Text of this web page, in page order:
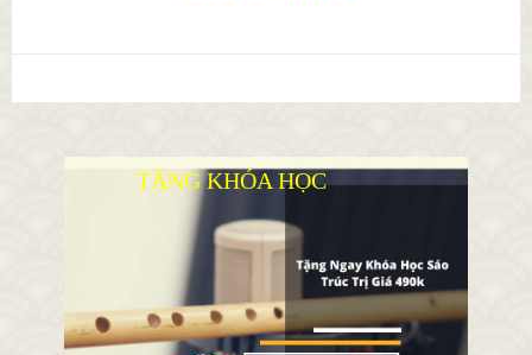
TẶNG KHÓA HỌC